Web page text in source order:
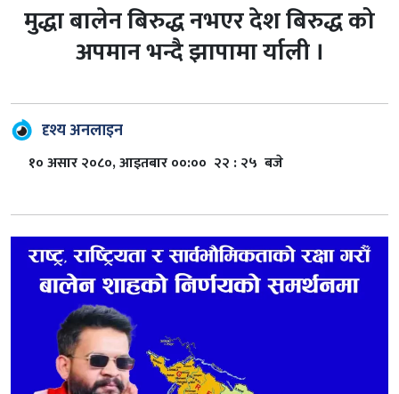
मुद्धा बालेन बिरुद्ध नभएर देश बिरुद्ध को
अपमान भन्दै झापामा र्याली ।
दृश्य अनलाइन
१० असार २०८०, आइतबार ००:०० २२ : २५ बजे